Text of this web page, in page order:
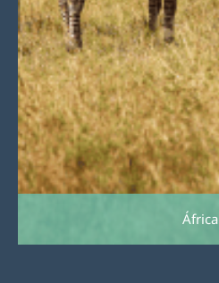
África